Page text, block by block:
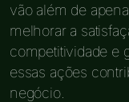
vão além de
melhorar a
competitividade e
essas ações
negócio.